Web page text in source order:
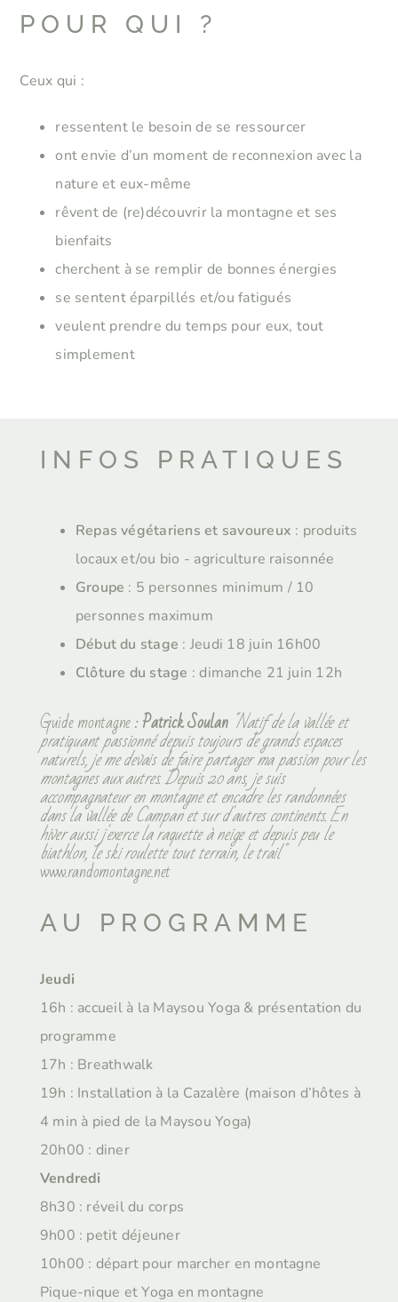
POUR QUI ?
Ceux qui :
ressentent le besoin de se ressourcer
ont envie d’un moment de reconnexion avec la
nature et eux-même
rêvent de (re)découvrir la montagne et ses
bienfaits
cherchent à se remplir de bonnes énergies
se sentent éparpillés et/ou fatigués
veulent prendre du temps pour eux, tout
simplement
INFOS PRATIQUES
Repas végétariens et savoureux : produits
locaux et/ou bio - agriculture raisonnée
Groupe : 5 personnes minimum / 10
personnes maximum
Début du stage : Jeudi 18 juin 16h00
Clôture du stage : dimanche 21 juin 12h
Guide montagne :Patrick Soulan "Natif de la vallée et
pratiquant passionné depuis toujours de grands espaces
naturels, je me devais de faire partager ma passion pour les
montagnes aux autres. Depuis 20 ans, je suis
accompagnateur en montagne et encadre les randonnées
dans la vallée de Campan et sur d'autres continents. En
hiver aussi j'exerce la raquette à neige et depuis peu le
biathlon, le ski roulette tout terrain, le trail"
www.randomontagne.net
AU PROGRAMME
Jeudi
16h : accueil à la Maysou Yoga & présentation du
programme
17h : Breathwalk
19h : Installation à la Cazalère (maison d’hôtes à
4 min à pied de la Maysou Yoga)
20h00 : diner
Vendredi
8h30 : réveil du corps
9h00 : petit déjeuner
10h00 : départ pour marcher en montagne
Pique-nique et Yoga en montagne